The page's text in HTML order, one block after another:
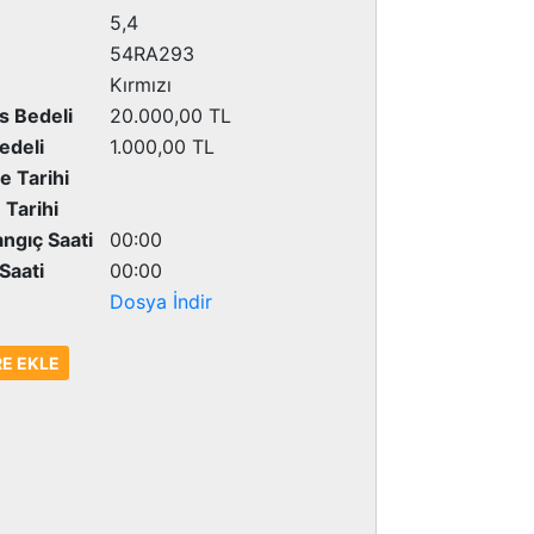
5,4
54RA293
Kırmızı
Bedeli
20.000,00 TL
1.000,00 TL
Tarihi
Tarihi
Saati
00:00
00:00
Dosya İndir
EKLE